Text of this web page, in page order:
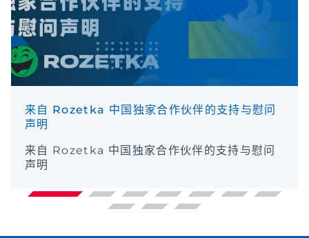
来自 Rozetka 中国独家合作伙伴的支持与慰问
声明
来自 Rozetka 中国独家合作伙伴的支持与慰问
声明